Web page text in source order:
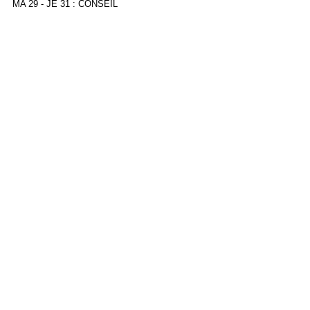
MA 29 - JE 31 : CONSEIL